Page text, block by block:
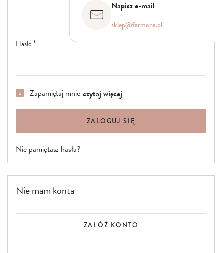
Napisz e-mail
sklep@farmona.pl
Włosy suche i łamliwe
Włosy wypadające
Włosy pozbawione objętości
Włosy kręcone
Łupież
Łojotok
Hasło
Zapamiętaj mnie czytaj więcej
ZALOGUJ SIĘ
Nie pamiętasz hasła?
Nie mam konta
ZAŁÓŻ KONTO